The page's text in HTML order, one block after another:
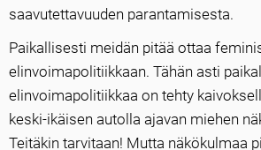
saavutettavuuden parantamisesta.
Paikallisesti meidän pitää ottaa
elinvoimapolitiikkaan. Tähän asti
elinvoimapolitiikkaa on tehty
keski-ikäisen autolla ajavan miehen
Teitäkin tarvitaan! Mutta näkökulmaa